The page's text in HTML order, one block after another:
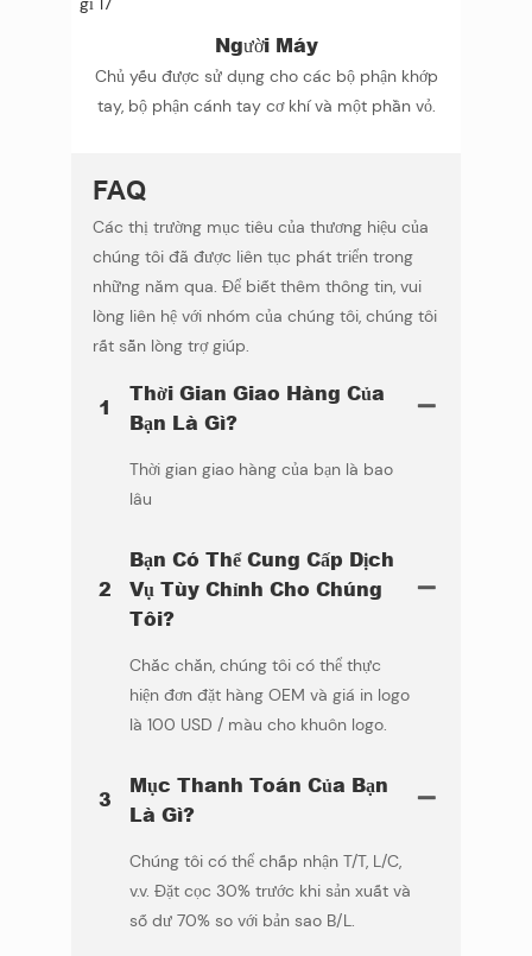
Người Máy
Chủ yếu được sử dụng cho các bộ phận khớp
tay, bộ phận cánh tay cơ khí và một phần vỏ.
FAQ
Các thị trường mục tiêu của thương hiệu của
chúng tôi đã được liên tục phát triển trong
những năm qua. Để biết thêm thông tin, vui
lòng liên hệ với nhóm của chúng tôi, chúng tôi
rất sẵn lòng trợ giúp.
1
Thời Gian Giao Hàng Của
Bạn Là Gì?
Thời gian giao hàng của bạn là bao
lâu
2
Bạn Có Thể Cung Cấp Dịch
Vụ Tùy Chỉnh Cho Chúng
Tôi?
Chắc chắn, chúng tôi có thể thực
hiện đơn đặt hàng OEM và giá in logo
là 100 USD / màu cho khuôn logo.
3
Mục Thanh Toán Của Bạn
Là Gì?
Chúng tôi có thể chấp nhận T/T, L/C,
v.v. Đặt cọc 30% trước khi sản xuất và
số dư 70% so với bản sao B/L.